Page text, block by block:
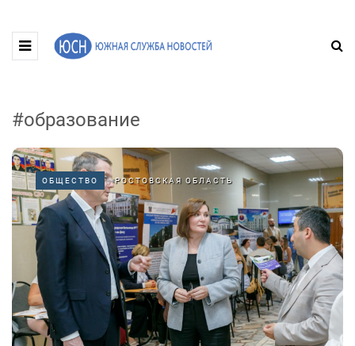
#образование
ОБЩЕСТВО РОСТОВСКАЯ ОБЛАСТЬ